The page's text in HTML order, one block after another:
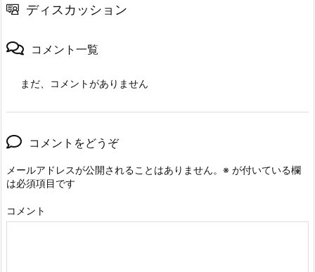
ディスカッション
コメント一覧
まだ、コメントがありません
コメントをどうぞ
メールアドレスが公開されることはありません。 ※ が付いている欄
は必須項目です
コメント